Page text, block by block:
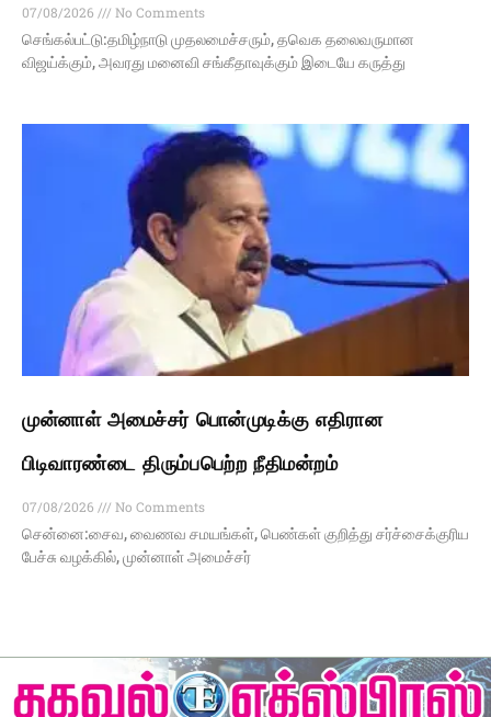
07/08/2026
No Comments
செங்கல்பட்டு:தமிழ்நாடு முதலமைச்சரும், தவெக தலைவருமான
விஜய்க்கும், அவரது மனைவி சங்கீதாவுக்கும் இடையே கருத்து
முன்னாள் அமைச்சர் பொன்முடிக்கு எதிரான
பிடிவாரண்டை திரும்பபெற்ற நீதிமன்றம்
07/08/2026
No Comments
சென்னை:சைவ, வைணவ சமயங்கள், பெண்கள் குறித்து சர்ச்சைக்குரிய
பேச்சு வழக்கில், முன்னாள் அமைச்சர்